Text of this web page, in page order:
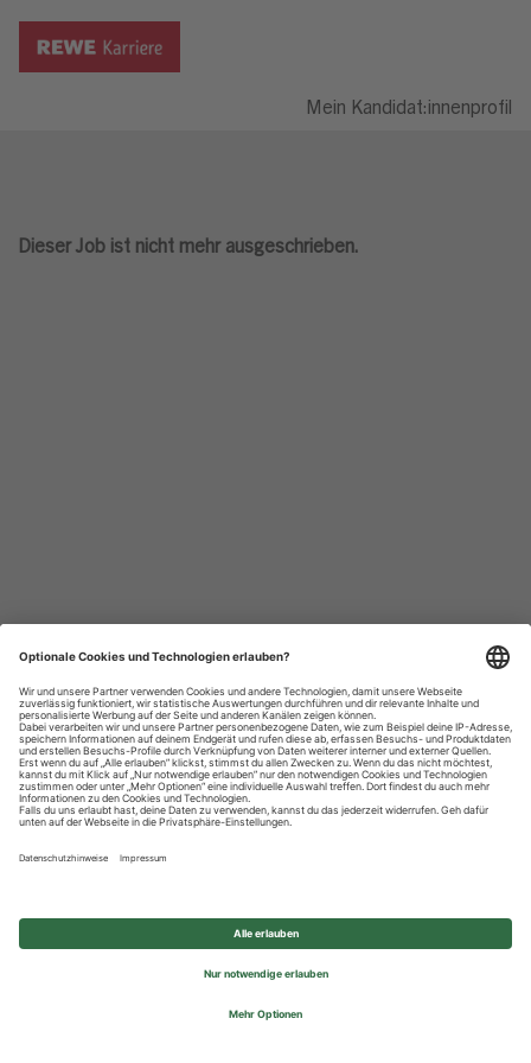
Mein Kandidat:innenprofil
Dieser Job ist nicht mehr ausgeschrieben.
Datenschutzhinweise
Impressum
Privatsphäre-Einstellungen
© 2026 REWE Group - All rights reserved